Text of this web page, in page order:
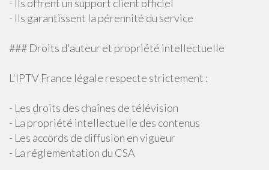
- Ils offrent un support client officiel
- Ils garantissent la pérennité du service
### Droits d'auteur et propriété intellectuelle
L'IPTV France légale respecte strictement :
- Les droits des chaînes de télévision
- La propriété intellectuelle des contenus
- Les accords de diffusion en vigueur
- La réglementation du CSA